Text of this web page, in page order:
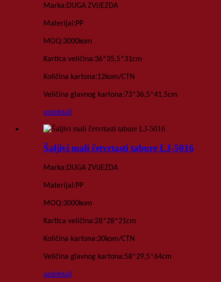
Marka:DUGA ZVIJEZDA
Materijal:PP
MOQ:3000kom
Kartica veličina:36*35,5*31cm
Količina kartona:12kom/CTN
Veličina glavnog kartona:73*36,5*41,5cm
upitdetalj
Šaljivi mali četvrtasti tabure LJ-5016
Marka:DUGA ZVIJEZDA
Materijal :PP
MOQ:3000kom
Kartica veličina:28*28*21cm
Količina kartona:30kom/CTN
Veličina glavnog kartona:58*29,5*64cm
upitdetalj